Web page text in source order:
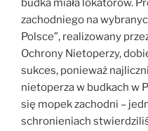
budka miała lokatorów.
zachodniego na
Polsce”, realizowany
Ochrony Nietoperzy,
sukces, ponieważ
nietoperza w budkach w
się mopek zachodni –
schronieniach